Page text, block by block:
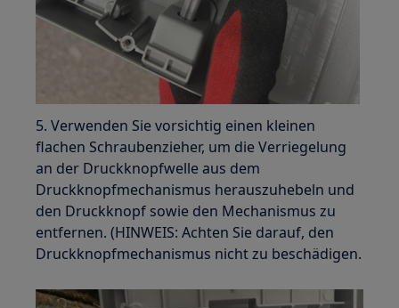
5. Verwenden Sie vorsichtig einen kleinen
flachen Schraubenzieher, um die Verriegelung
an der Druckknopfwelle aus dem
Druckknopfmechanismus herauszuhebeln und
den Druckknopf sowie den Mechanismus zu
entfernen. (HINWEIS: Achten Sie darauf, den
Druckknopfmechanismus nicht zu beschädigen.